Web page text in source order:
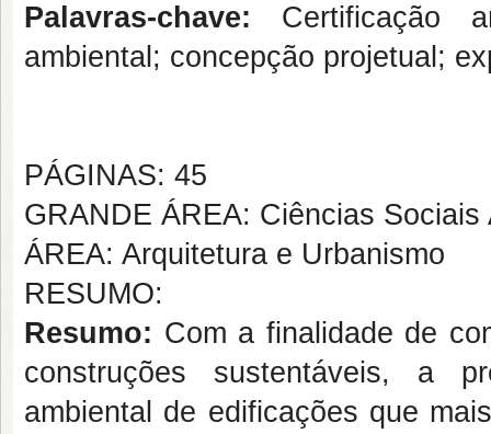
Palavras-chave: Certificação
ambiental; concepção projetual;
PÁGINAS: 45
GRANDE ÁREA: Ciências Sociais
ÁREA: Arquitetura e Urbanismo
RESUMO:
Resumo: Com a finalidade de
construções sustentáveis, a
ambiental de edificações que